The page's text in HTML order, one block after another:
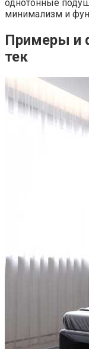
однотонные
минимализм и
Примеры и
тек